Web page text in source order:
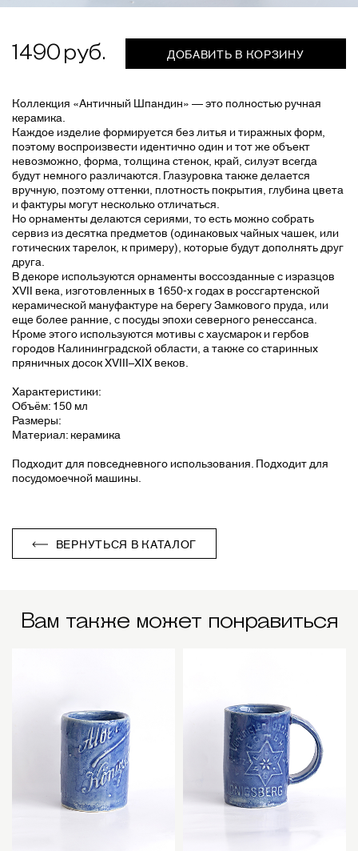
1490 ДОБАВИТЬ В КОРЗИНУ
Коллекция «Античный Шпандин» — это полностью ручная
керамика.
Каждое изделие формируется без литья и тиражных форм,
поэтому воспроизвести идентично один и тот же объект
невозможно, форма, толщина стенок, край, силуэт всегда
будут немного различаются. Глазуровка также делается
вручную, поэтому оттенки, плотность покрытия, глубина цвета
и фактуры могут несколько отличаться.
Но орнаменты делаются сериями, то есть можно собрать
сервиз из десятка предметов (одинаковых чайных чашек, или
готических тарелок, к примеру), которые будут дополнять друг
друга.
В декоре используются орнаменты воссозданные с изразцов
XVII века, изготовленных в 1650-х годах в россгартенской
керамической мануфактуре на берегу Замкового пруда, или
еще более ранние, с посуды эпохи северного ренессанса.
Кроме этого используются мотивы с хаусмарок и гербов
городов Калининградской области, а также со старинных
пряничных досок XVIII–XIX веков.
Характеристики:
Объём: 150 мл
Размеры:
Материал: керамика
Подходит для повседневного использования. Подходит для
посудомоечной машины.
ВЕРНУТЬСЯ В КАТАЛОГ
Вам также может понравиться